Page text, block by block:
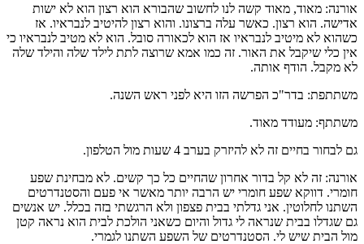
אורנה: מאוד, מאוד קשה לנו לחשוב שהבורא הוא רצון הוא לא ישות
אדישה. הוא רצון. כאשר עלה ברצונו. והוא רצון להיטיב לנבראיו. אז
כשהוא לא מיטיב לנבראיו אז הוא לכאורה סובל. הוא לא מטיב לנבראיו כי
אין כלי שיקבל את האור. זה כמו אמא שרוצה לתת לילד שלה והילד שלה
לא מקבל. הודף אותה.
משתתפת: בדר"כ הפרשה הזו היא לפני ראש השנה.
משתתף: מעודד מאוד.
גם לבחור בחיים זה לא להיזרק בערב 4 שעות מול הטלפון.
אורנה: זה לא קל בדור אחרון שהחיים כל כך קשים. לא מבחינת שפע
חומרי. דווקא שפע חומרי יש הרבה יותר מאשר אי פעם והסטנדרטים
השתנו לחלוטין. אני גדלתי בבית פצפון ולא הרגשתי בזה בכלל. יש אנשים
גם שגדלו בבית שנראה לי גדול והיום כשאני הולכת לבית הוא נראה קטן
מול הבית שיש לי. הסטנדרטים של השפע השתנו לגמרי.